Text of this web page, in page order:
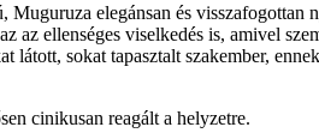
Muguruza elegánsan és
az ellenséges viselkedés is, amivel
sokat tapasztalt szakember,
cinikusan reagált a helyzetre.